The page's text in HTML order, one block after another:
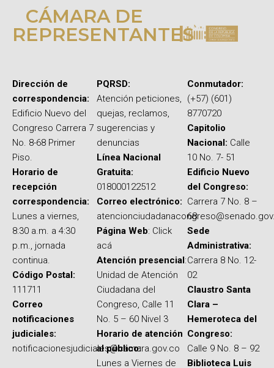
CÁMARA DE
REPRESENTANTES
Dirección de
correspondencia:
Edificio Nuevo del
Congreso Carrera 7
No. 8-68 Primer
Piso.
Horario de
recepción
correspondencia:
Lunes a viernes,
8:30 a.m. a 4:30
p.m., jornada
continua.
Código Postal:
111711
Correo
notificaciones
judiciales:
notificacionesjudiciales@camara.gov.co
PQRSD:
Atención peticiones,
quejas, reclamos,
sugerencias y
denuncias
Línea Nacional
Gratuita:
018000122512
Correo electrónico:
Página Web: Click
acá
Atención presencial:
Unidad de Atención
Ciudadana del
Congreso, Calle 11
No. 5 – 60 Nivel 3
Horario de atención
al público:
Lunes a Viernes de
Conmutador:
(+57) (601)
8770720
Capitolio
Nacional: Calle
10 No. 7- 51
Edificio Nuevo
del Congreso:
Carrera 7 No. 8 –
68
Sede
Administrativa:
Carrera 8 No. 12-
02
Claustro Santa
Clara –
Hemeroteca del
Congreso:
Calle 9 No. 8 – 92
Biblioteca Luis